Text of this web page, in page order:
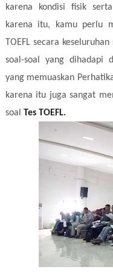
karena kondisi fisik
karena itu, kamu perlu
TOEFL secara
soal-soal yang dihadapi
yang memuaskan
karena itu juga sangat
soal Tes TOEFL.